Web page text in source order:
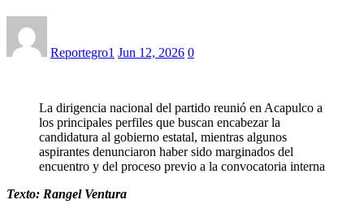
Reportegro1 Jun 12, 2026 0
La dirigencia nacional del partido reunió en Acapulco a
los principales perfiles que buscan encabezar la
candidatura al gobierno estatal, mientras algunos
aspirantes denunciaron haber sido marginados del
encuentro y del proceso previo a la convocatoria interna
Texto: Rangel Ventura